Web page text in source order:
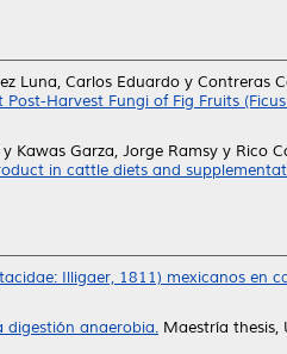
Luna, Carlos Eduardo y Contreras
Harvest Fungi of Fig Fruits
y Kawas Garza, Jorge Ramsy y Rico
in cattle diets and
Illigaer, 1811) mexicanos en
digestión anaerobia. Maestría thesis,